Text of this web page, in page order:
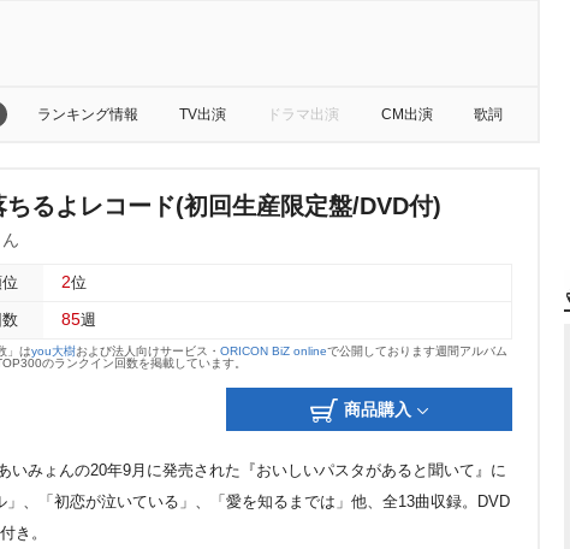
ランキング情報 TV出演 ドラマ出演 CM出演 歌詞
ちるよレコード(初回生産限定盤/DVD付)
2位
85週
」はyou大樹および法人向けサービス・ ORICON BiZ onlineで公開しております週間アルバム
のランクイン回数を掲載しています。
商品購入
いみょんの20年9月に発売された『おいしいパスタがあると聞いて』に
、「初恋が泣いている」、「愛を知るまでは」他、全13曲収録。DVD
き。